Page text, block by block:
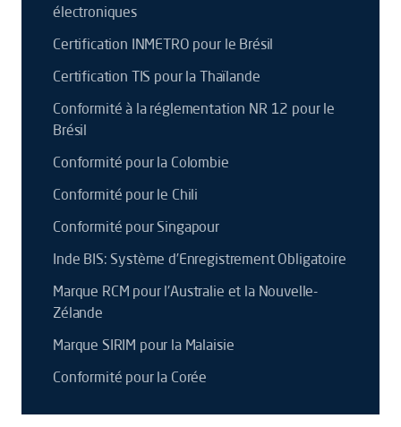
électroniques
Certification INMETRO pour le Brésil
Certification TIS pour la Thaïlande
Conformité à la réglementation NR 12 pour le
Brésil
Conformité pour la Colombie
Conformité pour le Chili
Conformité pour Singapour
Inde BIS: Système d’Enregistrement Obligatoire
Marque RCM pour l'Australie et la Nouvelle-
Zélande
Marque SIRIM pour la Malaisie
Conformité pour la Corée